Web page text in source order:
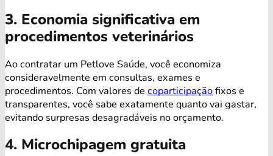
3. Economia significativa em
procedimentos veterinários
Ao contratar um Petlove Saúde, você economiza
consideravelmente em consultas, exames e
procedimentos. Com valores de coparticipaçãofixos e
transparentes, você sabe exatamente quanto vai gastar,
evitando surpresas desagradáveis no orçamento.
4. Microchipagem gratuita